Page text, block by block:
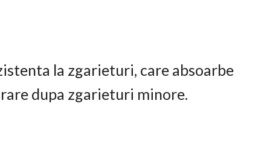
la zgarieturi, care absoarbe
dupa zgarieturi minore.